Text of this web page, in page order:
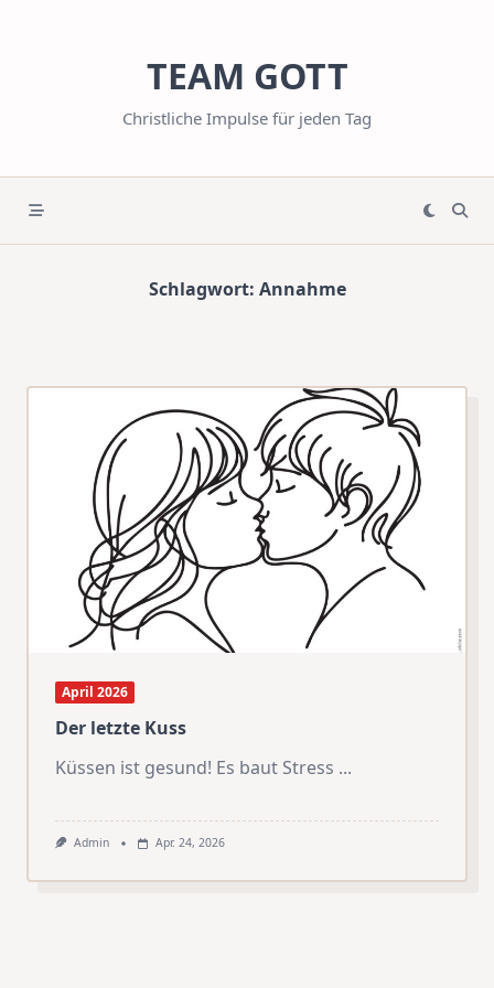
TEAM GOTT
Christliche Impulse für jeden Tag
Schlagwort: Annahme
April 2026
Der letzte Kuss
Küssen ist gesund! Es baut Stress ...
Admin Apr. 24, 2026